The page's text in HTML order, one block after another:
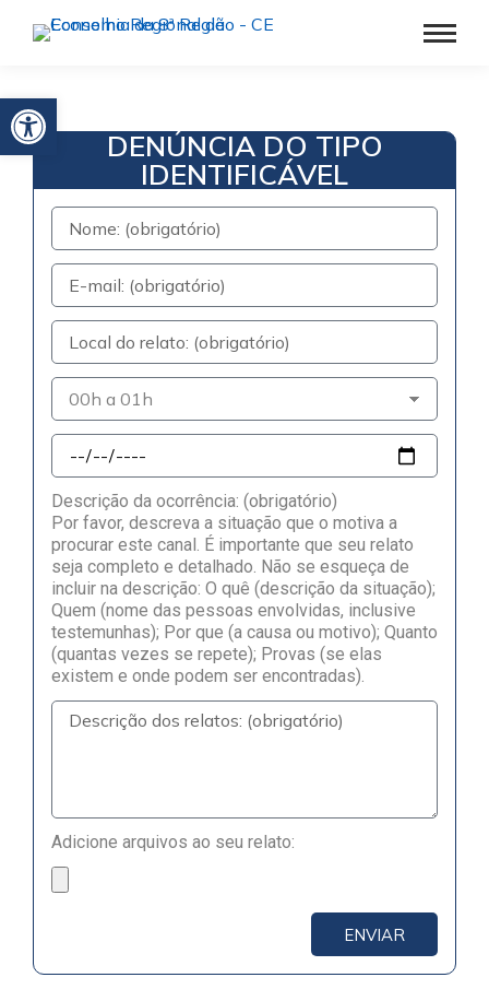
Barra de Ferramentas Aberta
DENÚNCIA DO TIPO
IDENTIFICÁVEL
Descrição da ocorrência: (obrigatório)
Por favor, descreva a situação que o motiva a
procurar este canal. É importante que seu relato
seja completo e detalhado. Não se esqueça de
incluir na descrição: O quê (descrição da situação);
Quem (nome das pessoas envolvidas, inclusive
testemunhas); Por que (a causa ou motivo); Quanto
(quantas vezes se repete); Provas (se elas
existem e onde podem ser encontradas).
Adicione arquivos ao seu relato:
ENVIAR